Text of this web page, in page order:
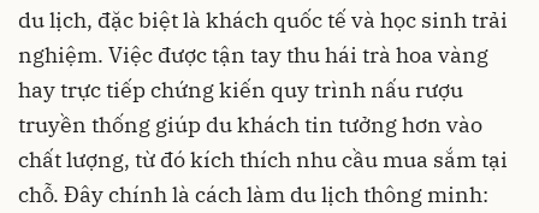
du lịch, đặc biệt là khách quốc tế và học sinh trải
nghiệm. Việc được tận tay thu hái trà hoa vàng
hay trực tiếp chứng kiến quy trình nấu rượu
truyền thống giúp du khách tin tưởng hơn vào
chất lượng, từ đó kích thích nhu cầu mua sắm tại
chỗ. Đây chính là cách làm du lịch thông minh: